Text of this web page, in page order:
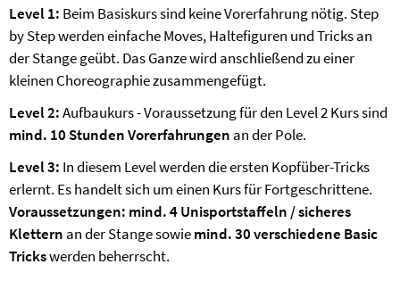
Level 1: Beim Basiskurs sind keine Vorerfahrung nötig. Step
by Step werden einfache Moves, Haltefiguren und Tricks an
der Stange geübt. Das Ganze wird anschließend zu einer
kleinen Choreographie zusammengefügt.
Level 2:Aufbaukurs - Voraussetzung für den Level 2 Kurs sind
mind. 10 Stunden Vorerfahrungen an der Pole.
Level 3: In diesem Level werden die ersten Kopfüber-Tricks
erlernt. Es handelt sich um einen Kurs für Fortgeschrittene.
Voraussetzungen: mind. 4 Unisportstaffeln / sicheres
Klettern an der Stange sowiemind. 30 verschiedene Basic
Trickswerden beherrscht.